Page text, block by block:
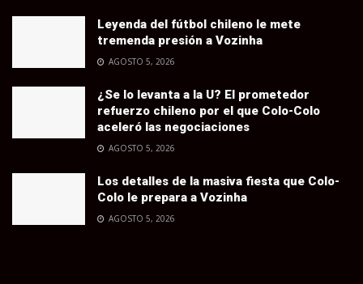
Leyenda del fútbol chileno le mete
tremenda presión a Vozinha
AGOSTO 5, 2026
¿Se lo levanta a la U? El prometedor
refuerzo chileno por el que Colo-Colo
aceleró las negociaciones
AGOSTO 5, 2026
Los detalles de la masiva fiesta que Colo-
Colo le prepara a Vozinha
AGOSTO 5, 2026